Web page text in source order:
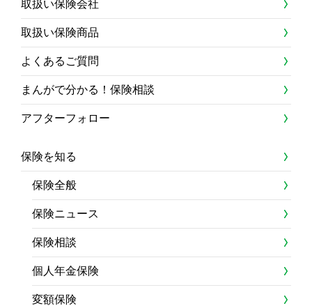
取扱い保険会社
取扱い保険商品
よくあるご質問
まんがで分かる！保険相談
アフターフォロー
保険を知る
保険全般
保険ニュース
保険相談
個人年金保険
変額保険